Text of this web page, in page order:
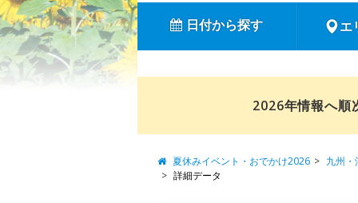
日付から探す エ
2026年情報へ順
夏休みイベント・おでかけ2026 九州・
詳細データ